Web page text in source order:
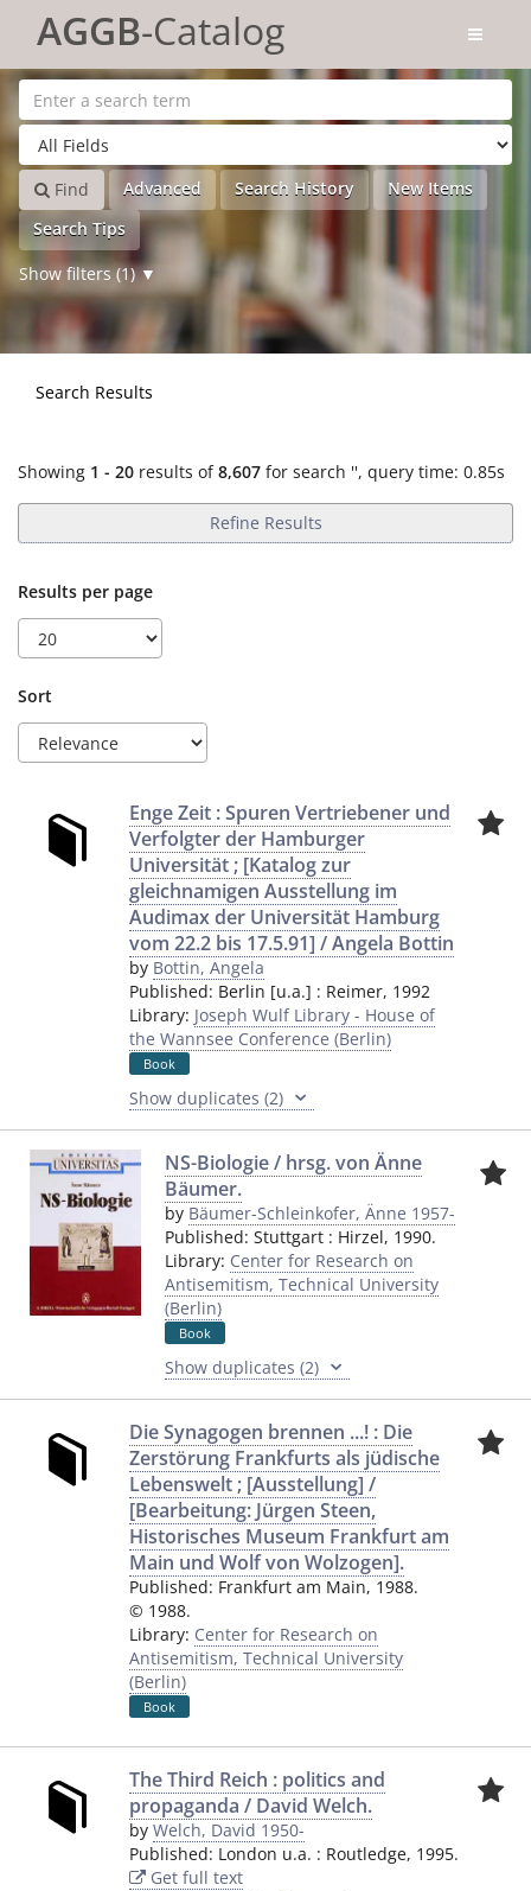
8,607
AGGB-Catalog
Find Advanced Search History
New Items
Search Tips
Show filters (1)
Search Results
Showing 1 - 20 results of8,607 for search '', query time: 0.85s
Refine Results
Results per page
Sort
Enge Zeit : Spuren Vertriebener und
Verfolgter der Hamburger
Universität ; [Katalog zur
gleichnamigen Ausstellung im
Audimax der Universität Hamburg
vom 22.2 bis 17.5.91] / Angela Bottin
by Bottin, Angela
Published: Berlin [u.a.] : Reimer, 1992
Library: Joseph Wulf Library - House of
the Wannsee Conference (Berlin)
Book
Show duplicates (2)
NS-Biologie / hrsg. von Änne
Bäumer.
by Bäumer-Schleinkofer, Änne 1957-
Published: Stuttgart: Hirzel, 1990.
Library: Center for Research on
Antisemitism, Technical University
(Berlin)
Book
Show duplicates (2)
Die Synagogen brennen ...! : Die
Zerstörung Frankfurts als jüdische
Lebenswelt ; [Ausstellung] /
[Bearbeitung: Jürgen Steen,
Historisches Museum Frankfurt am
Main und Wolf von Wolzogen].
Published: Frankfurt am Main, 1988.
© 1988.
Library: Center for Research on
Antisemitism, Technical University
(Berlin)
Book
The Third Reich : politics and
propaganda / David Welch.
by Welch, David 1950-
Published: London u.a. : Routledge, 1995.
Get full text